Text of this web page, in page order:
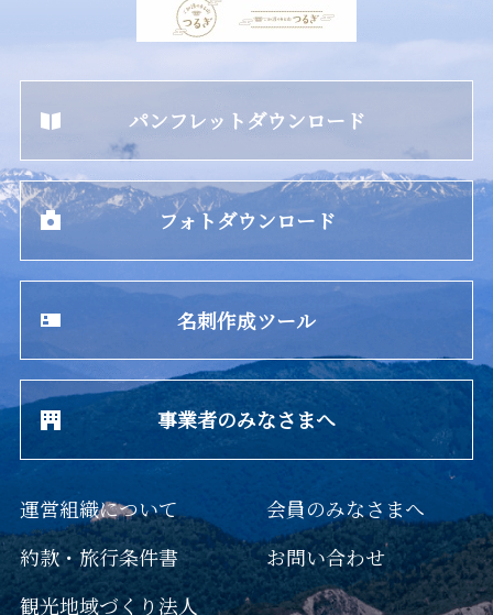
パンフレットダウンロード
フォトダウンロード
名刺作成ツール
事業者のみなさまへ
運営組織について
約款・旅行条件書
観光地域づくり法人
会員のみなさまへ
お問い合わせ